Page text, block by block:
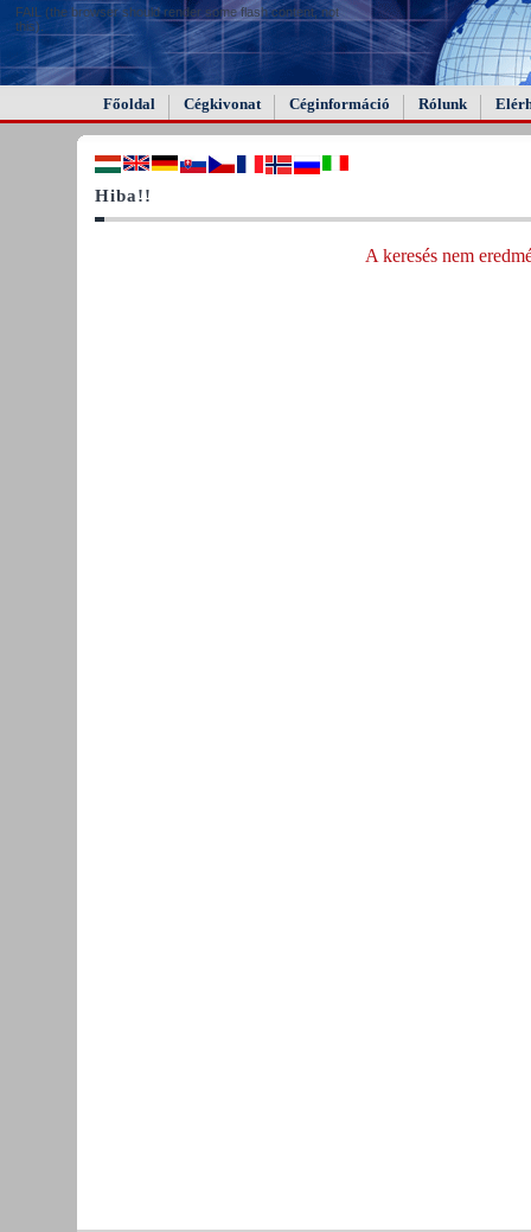
FAIL (the browser should render some flash content, not
this).
Főoldal Cégkivonat Céginformáció Rólunk
Hiba!!
A keresés nem